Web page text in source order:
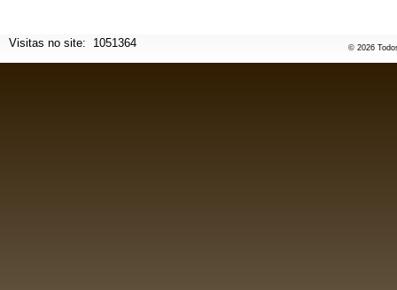
Visitas no site: 1051364 © 2026